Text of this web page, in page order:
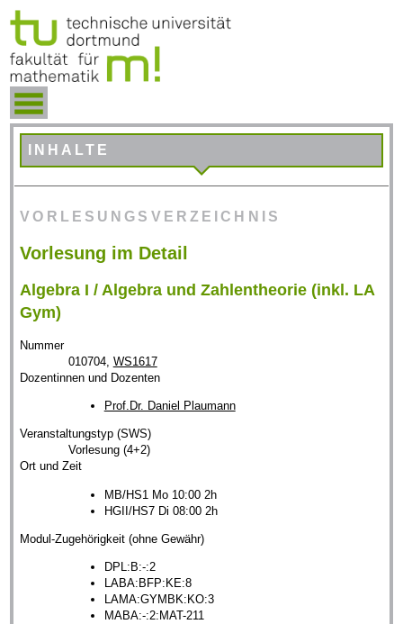
INHALTE
VORLESUNGSVERZEICHNIS
Vorlesung im Detail
Algebra I / Algebra und Zahlentheorie (inkl. LA
Gym)
Nummer
010704, WS1617
Dozentinnen und Dozenten
Prof.Dr. Daniel Plaumann
Veranstaltungstyp (SWS)
Vorlesung (4+2)
Ort und Zeit
MB/HS1 Mo 10:00 2h
HGII/HS7 Di 08:00 2h
Modul-Zugehörigkeit (ohne Gewähr)
DPL:B:-:2
LABA:BFP:KE:8
LAMA:GYMBK:KO:3
MABA:-:2:MAT-211